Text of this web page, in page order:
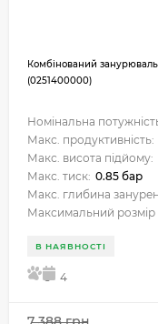
Комбінований
(0251400000)
Номінальна
Макс. продуктивність:
Макс. висота підйому:
Макс. тиск: 0.85 бар
Макс. глибина
Максимальний розмір
В НАЯВНОСТІ
5 4